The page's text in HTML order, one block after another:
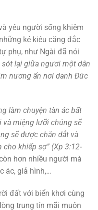
yêu người sống khiêm
kẻ kiêu căng đắc
phụ, như Ngài đã nói
sót lại giữa ngươi một dân
nương ẩn nơi danh Đức
làm chuyện tàn ác bất
và miệng lưỡi chúng sẽ
sẽ được chăn dắt và
khiếp sợ” (Xp 3:12-
hơn nhiều người mà
ác, giả hình,…
đất với biển khơi cùng
trung tín mãi muôn